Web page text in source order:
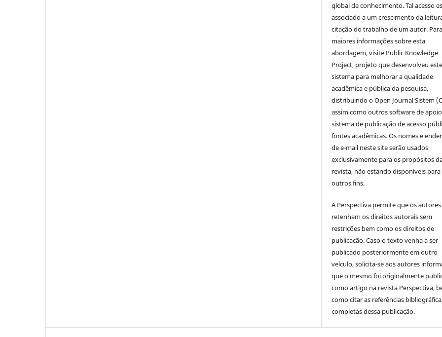
global de conhecimento. Tal acesso
associado a um crescimento da
citação do trabalho de um autor. Para
maiores informações sobre esta
abordagem, visite Public Knowledge
Project, projeto que desenvolveu este
sistema para melhorar a qualidade
acadêmica e pública da pesquisa,
distribuindo o Open Journal Sistem
assim como outros software de
sistema de publicação de acesso
fontes acadêmicas. Os nomes e
de e-mail neste site serão usados
exclusivamente para os propósitos
revista, não estando disponíveis para
outros fins.
A Perspectiva permite que os autores
retenham os direitos autorais sem
restrições bem como os direitos de
publicação. Caso o texto venha a ser
publicado posteriormente em outro
veículo, solicita-se aos autores
que o mesmo foi originalmente
como artigo na revista Perspectiva,
como citar as referências
completas dessa publicação.